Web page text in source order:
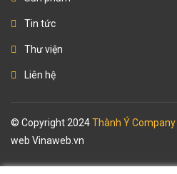
Tin tức
Thư viện
Liên hệ
© Copyright 2024Thành Ý Company
web Vinaweb.vn